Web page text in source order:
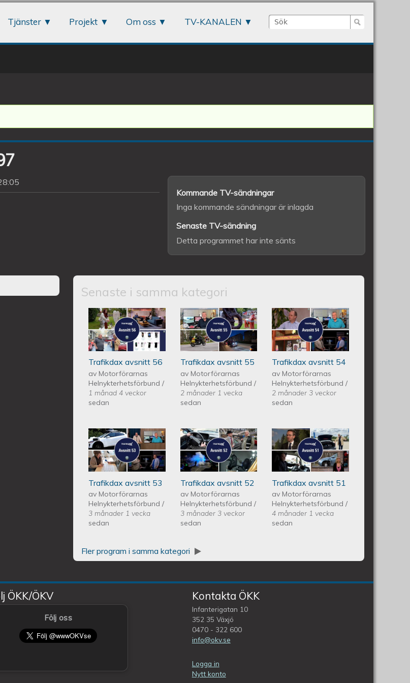
Sökformulär
Sök
Tjänster Projekt Om oss TV-KANALEN
Kommande TV-sändningar
Inga kommande sändningar är inlagda
Senaste TV-sändning
Detta programmet har inte sänts
Senaste i samma kategori
Trafikdax - Avsnitt 56
Trafikdax avsnitt 56
av Motorförarnas
Helnykterhetsförbund/
1 månad 4 veckor
sedan
Trafikdax - Avsnitt 55
Trafikdax avsnitt 55
av Motorförarnas
Helnykterhetsförbund /
2 månader 1 vecka
sedan
Trafikdax avsnitt
54
Trafikdax avsnitt 54
av Motorförarnas
Helnykterhetsförbund/
2 månader 3 veckor
sedan
Trafikdax - Avsnitt 53
Trafikdax avsnitt 53
av Motorförarnas
Helnykterhetsförbund/
3 månader 1 vecka
sedan
Trafikdax - Avsnitt 52
Trafikdax avsnitt 52
av Motorförarnas
Helnykterhetsförbund /
3 månader 3 veckor
sedan
Trafikdax -
Avsnitt 51
Trafikdax avsnitt 51
av Motorförarnas
Helnykterhetsförbund/
4 månader 1 vecka
sedan
Fler program i samma kategori
ÖKK/ÖKV
Följ oss
Kontakta ÖKK
Infanterigatan 10
352 35 Växjö
0470 - 322 600
info@okv.se
Logga in
Nytt konto